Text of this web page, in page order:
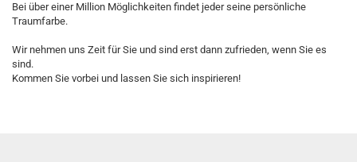
Bei über einer Million Möglichkeiten findet jeder seine persönliche
Traumfarbe.
Wir nehmen uns Zeit für Sie und sind erst dann zufrieden, wenn Sie es
sind.
Kommen Sie vorbei und lassen Sie sich inspirieren!